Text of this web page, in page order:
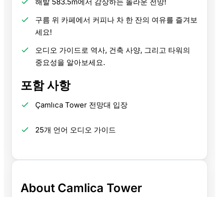
구름 위 카페에서 커피나 차 한 잔의 여유를 즐겨보
세요!
오디오 가이드로 역사, 건축 사양, 그리고 타워의
중요성을 알아보세요.
포함 사항
Çamlıca Tower 전망대 입장
25개 언어 오디오 가이드
About Camlica Tower